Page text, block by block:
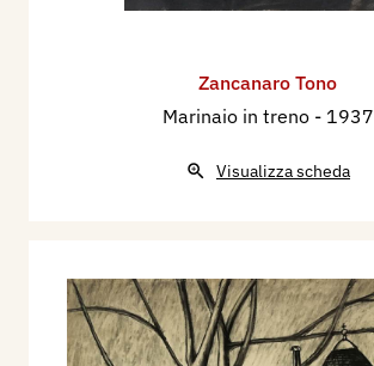
Zancanaro Tono
Marinaio in treno - 1937
Visualizza scheda